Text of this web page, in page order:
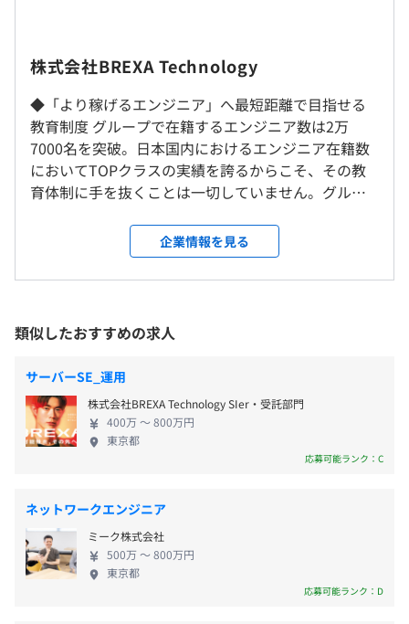
■要素技術（要素業務知識）
・Python（フレームワーク：Flask）、AWS各種サービス
知識、HTML5、
・既存の分散している機能の掌握、キャリアシステム情報
システム側との折衝
■身につくスキル
・要件定義、機能定義など上流工程のスキル
【事例2】
大手通信キャリア行動予測アプリケーションの実証実験
■要素技術（要素業務知識）
・開発：iOS（Swift)、PHP（サーバサイド）、AI、デー
CloudFront、RDS、DynamoDB、Cognito)
■身につくスキル
・通常開発スキル（Swift、PHP）に加え、AI（機械学
習、データサイエンス）の経験、実績、知識の蓄積
クライアント先
※勤務地はご自宅からの通いやすさを考慮し決定いたしま
す。
※エリアをまたぐような異動・転勤はございません。
★リモート可（全国どこからでも勤務可能）
★現地採用可
東京都千代田区丸の内
＜変更範囲＞
あり
屋内禁煙
東京本社：JR・東京メトロ各線「日本橋」より徒歩1分
【年間休日124日以上】
・完全週休2日制（基本土日休み）
・祝日
・GW休暇
・育児休暇
★男性の育休取得も推進！！
・介護休暇
※配属先により異なります。
・交通費全額支給
・残業代（1分単位で支給）
・確定拠出年金制度
・出張手当
・家族手当（配偶者：月1万3000円、子1人につき6000円
株式会社BREXA Technology
◆「より稼げるエンジニア」へ最短距離で目指せる
教育制度 グループで在籍するエンジニア数は2万
7000名を突破。日本国内におけるエンジニア在籍数
においてTOPクラスの実績を誇るからこそ、その教
育体制に手を抜くことは一切していません。グルー
ループ一丸でエンジニア教育に取り組んでおります。
直近では、ハイエンドなエンジニアを輩出するため
の教育制度に取り組んでおり、「より稼げるエンジ
豊富な案件で多様なキャリアを選択できる 「この技
術を極めたい」「常に新しい知識を吸収し続けた
い」「幅広い業界の現場を体験してみたい」エンジ
ニアとしてスキルを極めるにあたって、人それぞれ
想いがあるはず。当社では、業界トップクラスの大手
クライアントとのお付き合いから、豊富な案件であ
なたの希望を叶えるお手伝いが可能です。また、自ら
制度など会社一丸であなたの希望を叶える仕組み・
取り組みをおこなっております。 ◆腰を据えて安心
して働ける環境 安定した経営基盤をもとに、各種手
当や福利厚生、働きやすい環境づくりなどに積極的
に取り組んでいます。残業も月平均10.67hとオンオ
企業情報を見る
類似したおすすめの求人
サーバーSE_運用
株式会社BREXA Technology SIer・受託部門
400万 〜 800万円
東京都
応募可能ランク：C
ネットワークエンジニア
ミーク株式会社
500万 〜 800万円
東京都
応募可能ランク：D